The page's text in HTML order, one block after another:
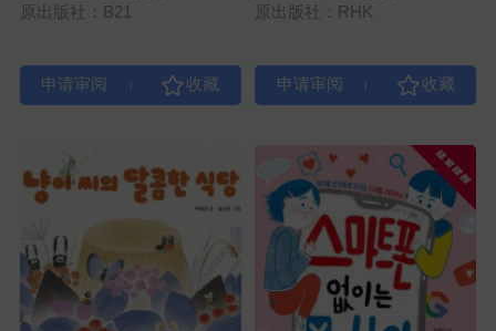
原出版社：B21
原出版社：RHK